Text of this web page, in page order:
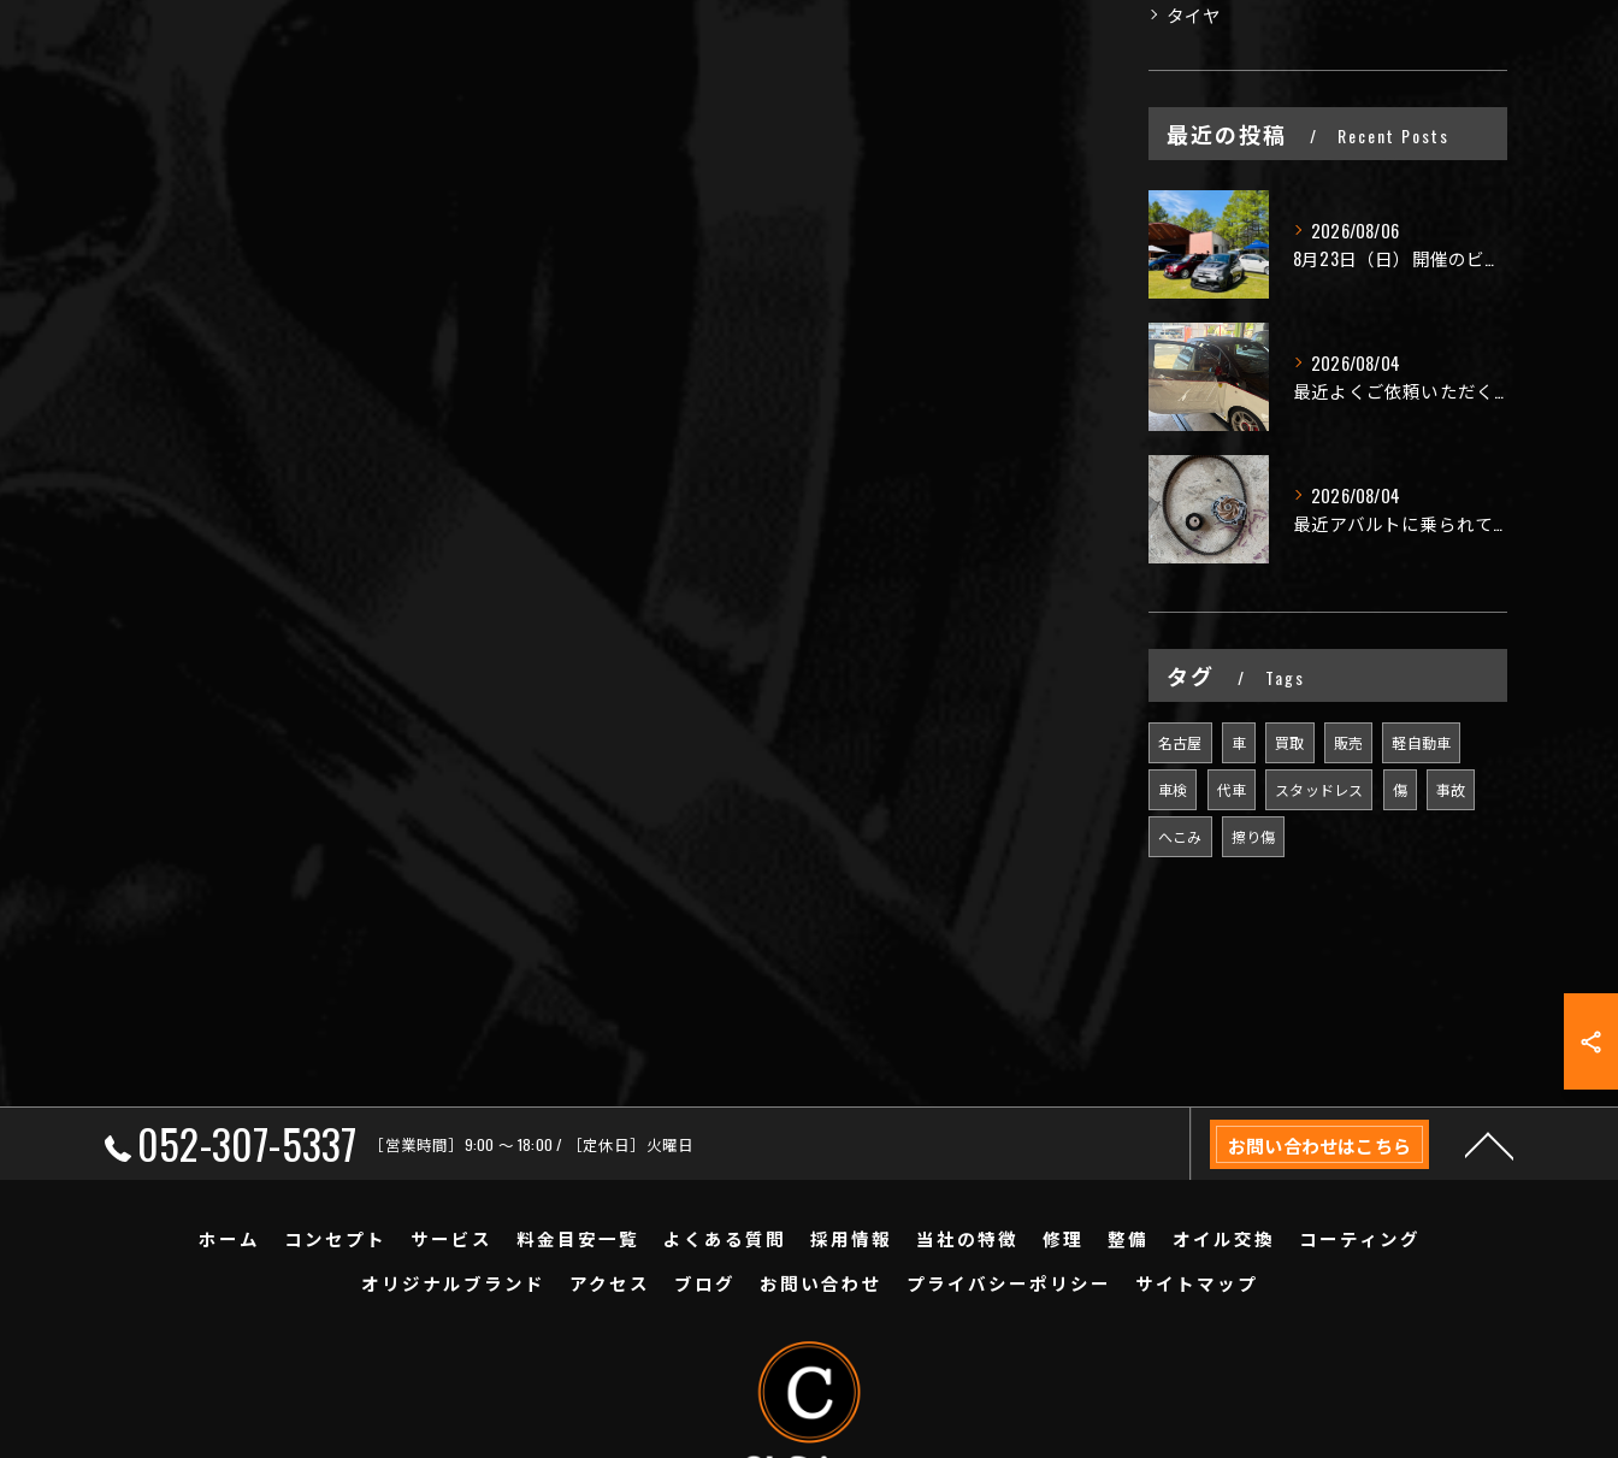
タイヤ
最近の投稿 Recent Posts
2026/08/06
8月23日（日）開催のビーナスラインを走ろうの会 夏の陣
2026/08/04
最近よくご依頼いただく、弊社おすすめメニュー！
2026/08/04
最近アバルトに乗られてるお客様のご来店がありがたいことに大幅...
タグ Tags
名古屋 車 買取 販売 軽自動車
車検 代車 スタッドレス 傷 事故
へこみ 擦り傷
052-307-5337 ［営業時間］9:00 ～ 18:00 / ［定休日］火曜日 お問い合わせはこちら
ホーム コンセプト サービス 料金目安一覧 よくある質問 採用情報 当社の特徴 修理 整備 オイル交換
コーティング
オリジナルブランド
アクセス ブログ お問い合わせ プライバシーポリシー サイトマップ